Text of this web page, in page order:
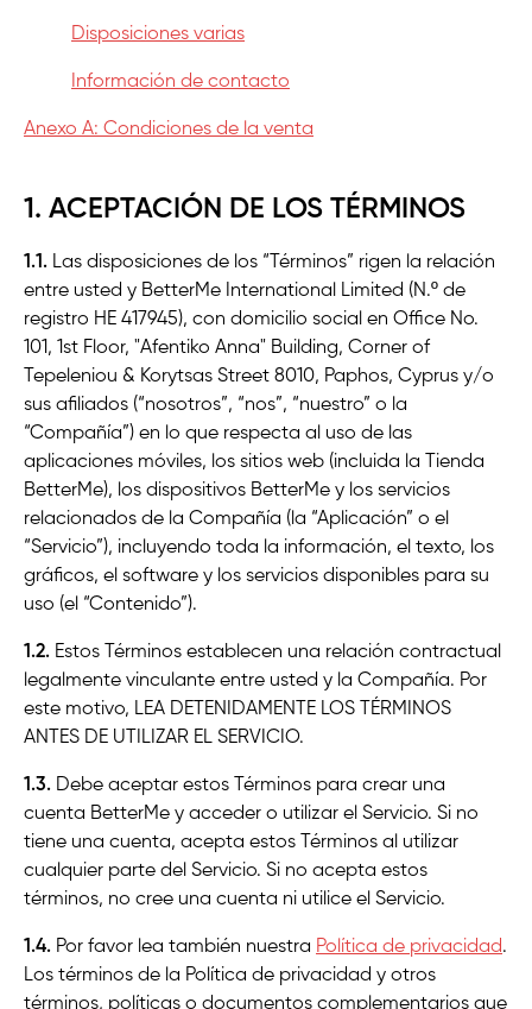
Disposiciones varias
Información de contacto
Anexo A: Condiciones de la venta
1. ACEPTACIÓN DE LOS TÉRMINOS
1.1. Las disposiciones de los “Términos” rigen la relación
entre usted y BetterMe International Limited (N.º de
registro HE 417945), con domicilio social en Office No.
101, 1st Floor, "Afentiko Anna" Building, Corner of
Tepeleniou & Korytsas Street 8010, Paphos, Cyprus y/o
sus afiliados (“nosotros”, “nos”, “nuestro” o la
“Compañía”) en lo que respecta al uso de las
aplicaciones móviles, los sitios web (incluida la Tienda
BetterMe), los dispositivos BetterMe y los servicios
relacionados de la Compañía (la “Aplicación” o el
“Servicio”), incluyendo toda la información, el texto, los
gráficos, el software y los servicios disponibles para su
uso (el “Contenido”).
1.2. Estos Términos establecen una relación contractual
legalmente vinculante entre usted y la Compañía. Por
este motivo, LEA DETENIDAMENTE LOS TÉRMINOS
ANTES DE UTILIZAR EL SERVICIO.
1.3. Debe aceptar estos Términos para crear una
cuenta BetterMe y acceder o utilizar el Servicio. Si no
tiene una cuenta, acepta estos Términos al utilizar
cualquier parte del Servicio. Si no acepta estos
términos, no cree una cuenta ni utilice el Servicio.
1.4. Por favor lea también nuestra Política de privacidad.
Los términos de la Política de privacidad y otros
términos, políticas o documentos complementarios que